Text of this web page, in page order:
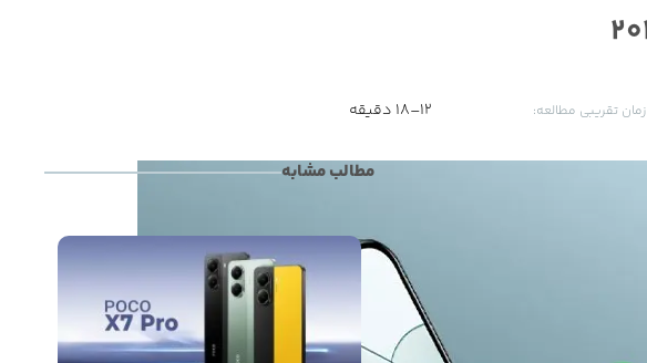
زمان تقریبی مطالعه: 12–18 دقیقه
مطالب مشابه